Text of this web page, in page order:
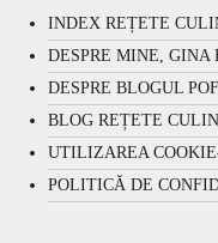
INDEX REȚETE
DESPRE MINE, GINA
DESPRE BLOGUL
BLOG REȚETE
UTILIZAREA
POLITICĂ DE